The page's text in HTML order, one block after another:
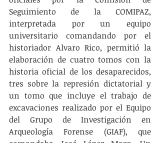
Seguimiento de la COMIPAZ,
interpretada por un equipo
universitario comandando por el
historiador Alvaro Rico, permitió la
elaboración de cuatro tomos con la
historia oficial de los desaparecidos,
tres sobre la represión dictatorial y
un tomo que incluye el trabajo de
excavaciones realizado por el Equipo
del Grupo de Investigación en
Arqueología Forense (GIAF), que